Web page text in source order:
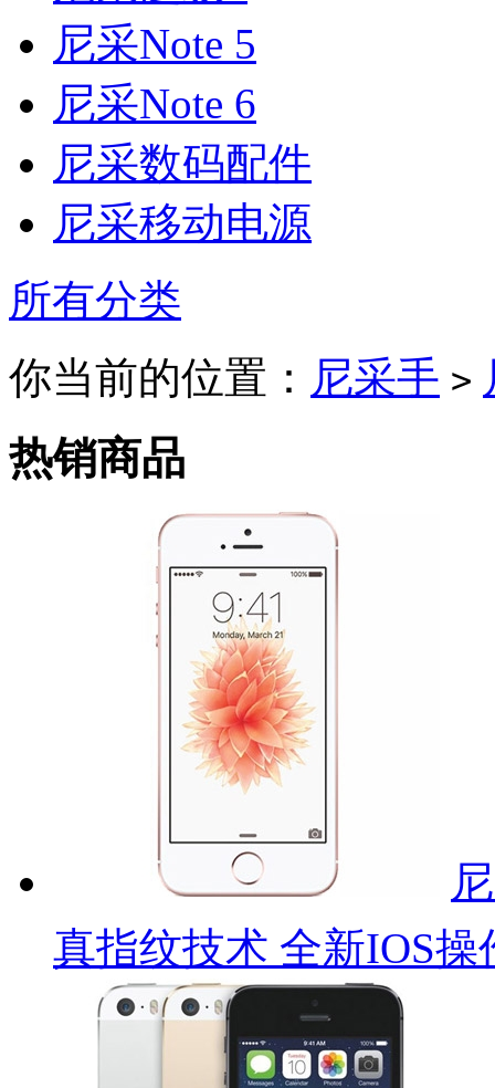
尼采Note 5
尼采Note 6
尼采数码配件
尼采移动电源
所有分类
你当前的位置： 尼采手 >
热销商品
真指纹技术 全新IOS操